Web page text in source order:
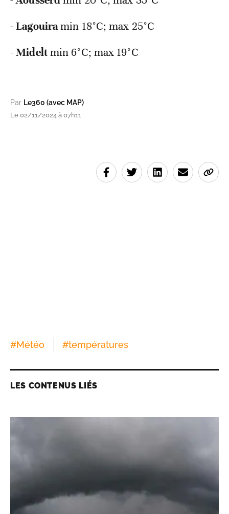
-Lagouiramin 18°C; max 25°C
-Mideltmin 6°C; max 19°C
Par Le360 (avec MAP)
Le 02/11/2024 à 07h11
#Météo #températures
LES CONTENUS LIÉS